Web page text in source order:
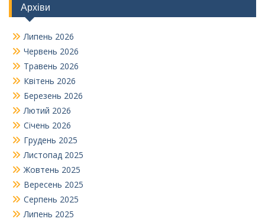
Архіви
Липень 2026
Червень 2026
Травень 2026
Квітень 2026
Березень 2026
Лютий 2026
Січень 2026
Грудень 2025
Листопад 2025
Жовтень 2025
Вересень 2025
Серпень 2025
Липень 2025